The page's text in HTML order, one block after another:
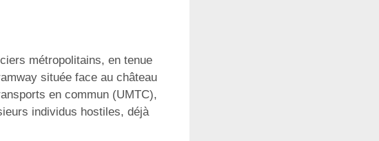
métropolitains, en tenue
située face au château
en commun (UMTC),
individus hostiles, déjà